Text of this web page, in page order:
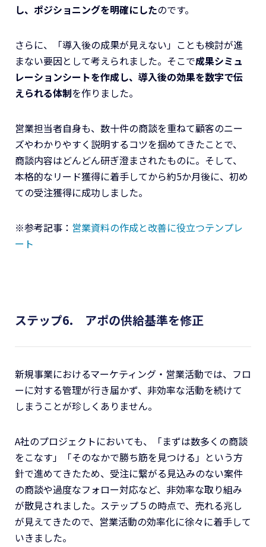
し、ポジショニングを明確にしたのです。
さらに、「導入後の成果が見えない」ことも検討が進
まない要因として考えられました。そこで成果シミュ
レーションシートを作成し、導入後の効果を数字で伝
えられる体制を作りました。
営業担当者自身も、数十件の商談を重ねて顧客のニー
ズやわかりやすく説明するコツを掴めてきたことで、
商談内容はどんどん研ぎ澄まされたものに。そして、
本格的なリード獲得に着手してから約5か月後に、初め
ての受注獲得に成功しました。
※参考記事： 営業資料の作成と改善に役立つテンプレ
ート
ステップ6. アポの供給基準を修正
新規事業におけるマーケティング・営業活動では、フロ
ーに対する管理が行き届かず、非効率な活動を続けて
しまうことが珍しくありません。
A社のプロジェクトにおいても、「まずは数多くの商談
をこなす」「そのなかで勝ち筋を見つける」という方
針で進めてきたため、受注に繋がる見込みのない案件
の商談や過度なフォロー対応など、非効率な取り組み
が散見されました。ステップ５の時点で、売れる兆し
が見えてきたので、営業活動の効率化に徐々に着手して
いきました。